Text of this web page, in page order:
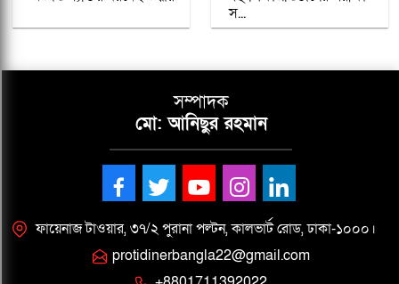
স...
সম্পাদক
মো: আনিছুর রহমান
ফায়েনাজ টাওয়ার, ৩৭/২ পুরানা পল্টন, কালভার্ট রোড, ঢাকা-১০০০।
protidinerbangla22@gmail.com